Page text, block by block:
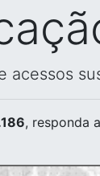
acessos
, responda